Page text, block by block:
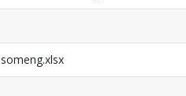
someng.xlsx